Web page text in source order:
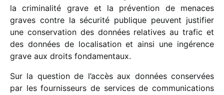
la crimi­na­lité grave et la préven­tion de menaces
graves contre la sécu­rité publique peuvent justi­fier
une conser­va­tion des données rela­tives au trafic et
des données de loca­li­sa­tion et ainsi une ingé­rence
grave aux droits fondamentaux.
Sur la ques­tion de l’accès aux données conser­vées
par les four­nis­seurs de services de commu­ni­ca­tions